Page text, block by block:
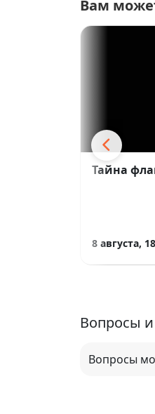
Вам
Тайна
8 августа,
Вопросы
Вопросы